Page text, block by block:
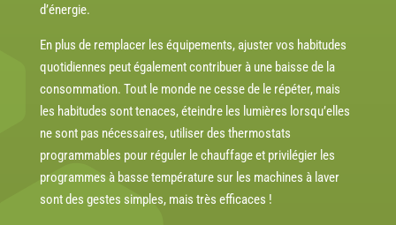
d’énergie.
En plus de remplacer les équipements, ajuster vos habitudes
quotidiennes peut également contribuer à une baisse de la
consommation. Tout le monde ne cesse de le répéter, mais
les habitudes sont tenaces, éteindre les lumières lorsqu’elles
ne sont pas nécessaires, utiliser des thermostats
programmables pour réguler le chauffage et privilégier les
programmes à basse température sur les machines à laver
sont des gestes simples, mais très efficaces !